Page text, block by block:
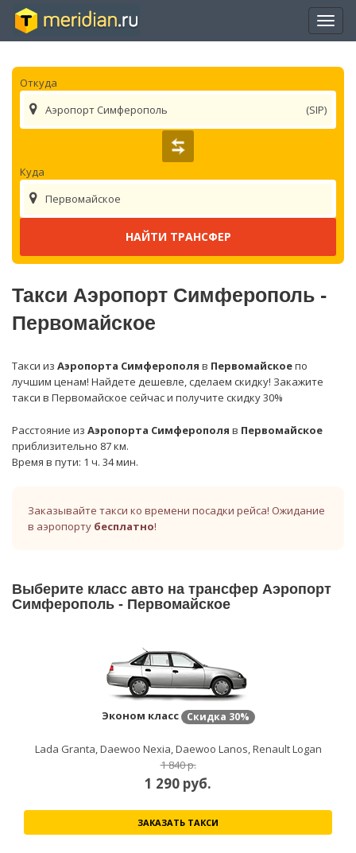
Откуда
(SIP)
Аэропорт Симферополь
Куда
Первомайское
Такси Аэропорт Симферополь -
Первомайское
Такси из Аэропорта Симферополя в Первомайскоепо
лучшим ценам! Найдете дешевле, сделаем скидку! Закажите
такси в Первомайское сейчас и получите скидку 30%
Расстояние из Аэропорта Симферополя в Первомайское
приблизительно 87 км.
Время в пути: 1 ч. 34 мин.
Заказывайте такси ко времени посадки рейса! Ожидание
в аэропорту бесплатно!
Выберите класс авто на трансфер Аэропорт
Симферополь - Первомайское
Эконом класс Скидка 30%
Lada Granta, Daewoo Nexia, Daewoo Lanos, Renault Logan
1 840 р.
1 290 руб.
ЗАКАЗАТЬ ТАКСИ